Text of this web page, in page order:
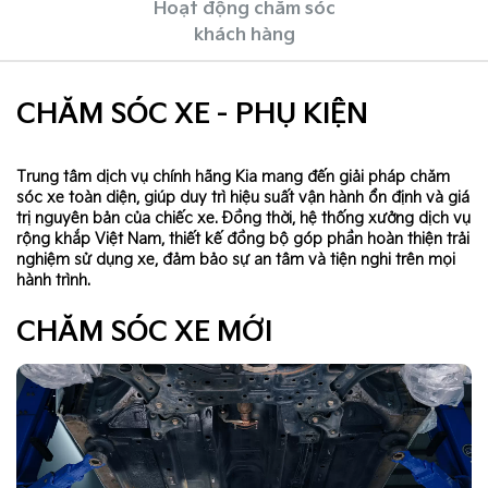
Hoạt động chăm sóc
khách hàng
CHĂM SÓC XE - PHỤ KIỆN
Trung tâm dịch vụ chính hãng Kia mang đến giải pháp chăm
sóc xe toàn diện, giúp duy trì hiệu suất vận hành ổn định và giá
trị nguyên bản của chiếc xe. Đồng thời, hệ thống xưởng dịch vụ
rộng khắp Việt Nam, thiết kế đồng bộ góp phần hoàn thiện trải
nghiệm sử dụng xe, đảm bảo sự an tâm và tiện nghi trên mọi
hành trình.
CHĂM SÓC XE MỚI